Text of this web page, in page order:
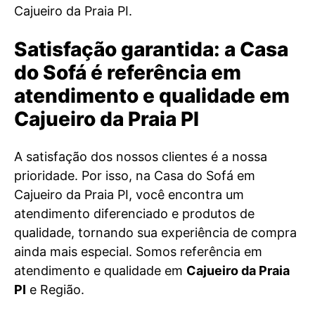
Cajueiro da Praia PI.
Satisfação garantida: a Casa
do Sofá é referência em
atendimento e qualidade em
Cajueiro da Praia PI
A satisfação dos nossos clientes é a nossa
prioridade. Por isso, na Casa do Sofá em
Cajueiro da Praia PI, você encontra um
atendimento diferenciado e produtos de
qualidade, tornando sua experiência de compra
ainda mais especial. Somos referência em
atendimento e qualidade em Cajueiro da Praia
PI e Região.